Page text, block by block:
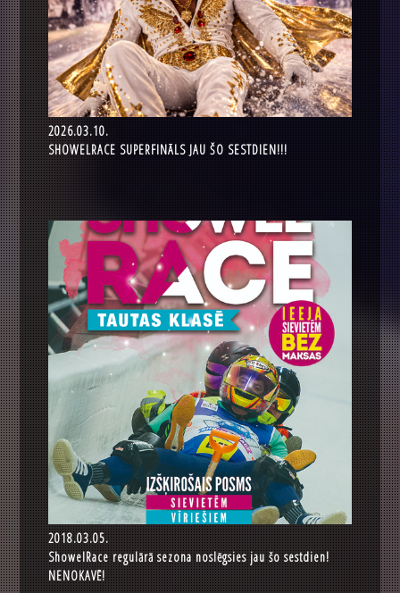
2026.03.10.
SHOWELRACE SUPERFINĀLS JAU ŠO SESTDIEN!!!
2018.03.05.
ShowelRace regulārā sezona noslēgsies jau šo sestdien!
NENOKAVĒ!